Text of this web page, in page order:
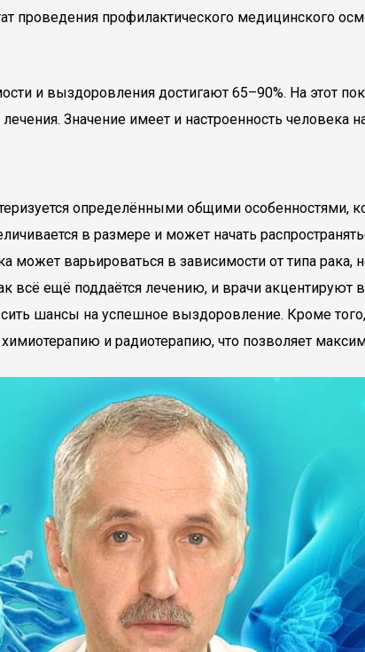
проведения профилактического медицинского
и выздоровления достигают 65–90%. На этот
Значение имеет и настроенность человека
определёнными общими
в размере и может начать
может варьироваться в зависимости от типа
всё ещё поддаётся лечению, и врачи
шансы на успешное выздоровление. Кроме
и радиотерапию, что позволяет